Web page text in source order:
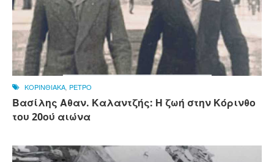
ΚΟΡΙΝΘΙΑΚΑ, ΡΕΤΡΟ
Βασίλης Αθαν. Καλαντζής: Η ζωή στην Κόρινθο
του 20ού αιώνα